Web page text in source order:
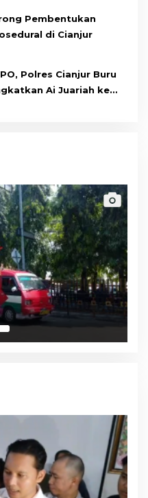
Pembentukan
di Cianjur
Polres Cianjur Buru
Ai Juariah ke